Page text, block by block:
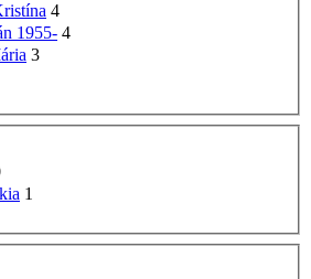
4
1955- 4
3
1